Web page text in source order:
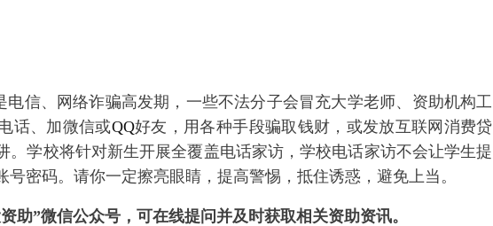
电信、网络诈骗高发期，一些不法分子会冒充大学老师、资助机构工
话、加微信或QQ好友，用各种手段骗取钱财，或发放互联网消费贷
。学校将针对新生开展全覆盖电话家访，学校电话家访不会让学生提
密码。请你一定擦亮眼睛，提高警惕，抵住诱惑，避免上当。
助”微信公众号，可在线提问并及时获取相关资助资讯。